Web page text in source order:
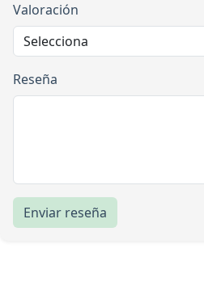
Valoración
Reseña
Enviar reseña